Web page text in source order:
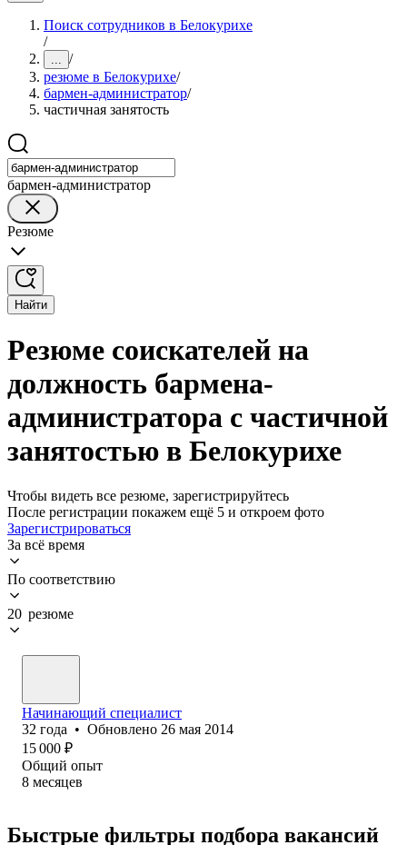
Поиск сотрудников в Белокурихе
/
... /
резюме в Белокурихе/
бармен-администратор/
частичная занятость
бармен-администратор
Резюме
Найти
Резюме соискателей на
должность бармена-
администратора с частичной
занятостью в Белокурихе
Чтобы видеть все резюме, зарегистрируйтесь
После регистрации покажем ещё 5 и откроем фото
Зарегистрироваться
За всё время
По соответствию
20 резюме
Начинающий специалист
32 года • Обновлено 26 мая 2014
15 000 ₽
Общий опыт
8 месяцев
Быстрые фильтры подбора вакансий